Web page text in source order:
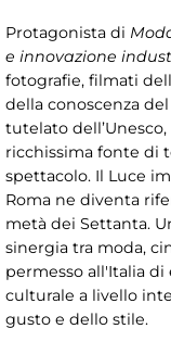
Protagonista di
e innovazione
fotografie, filmati
della conoscenza
tutelato
ricchissima fonte di
spettacolo. Il Luce
Roma ne diventa
metà dei Settanta.
sinergia tra moda,
permesso all'Italia
culturale a livello
gusto e dello stile.